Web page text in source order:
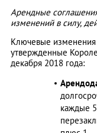
Арендные
изменений в силу,
Ключевые изменения
утвержденные
декабря 2018 года:
каждые